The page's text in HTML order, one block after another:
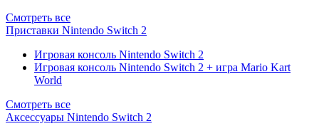
Смотреть все
Приставки Nintendo Switch 2
Игровая консоль Nintendo Switch 2
Игровая консоль Nintendo Switch 2 + игра Mario Kart
World
Смотреть все
Аксессуары Nintendo Switch 2